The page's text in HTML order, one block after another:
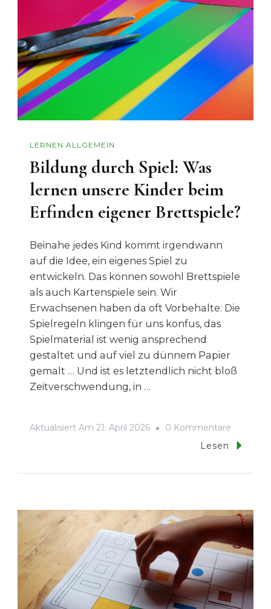
LERNEN ALLGEMEIN
Bildung durch Spiel: Was
lernen unsere Kinder beim
Erfinden eigener Brettspiele?
Beinahe jedes Kind kommt irgendwann
auf die Idee, ein eigenes Spiel zu
entwickeln. Das können sowohl Brettspiele
als auch Kartenspiele sein. Wir
Erwachsenen haben da oft Vorbehalte: Die
Spielregeln klingen für uns konfus, das
Spielmaterial ist wenig ansprechend
gestaltet und auf viel zu dünnem Papier
gemalt … Und ist es letztendlich nicht bloß
Zeitverschwendung, in …
Aktualisiert Am 21. April 2026 0 Kommentare
Bildung
Lernen
Kinder
Beim
Erfinden
Eigener
Lesen